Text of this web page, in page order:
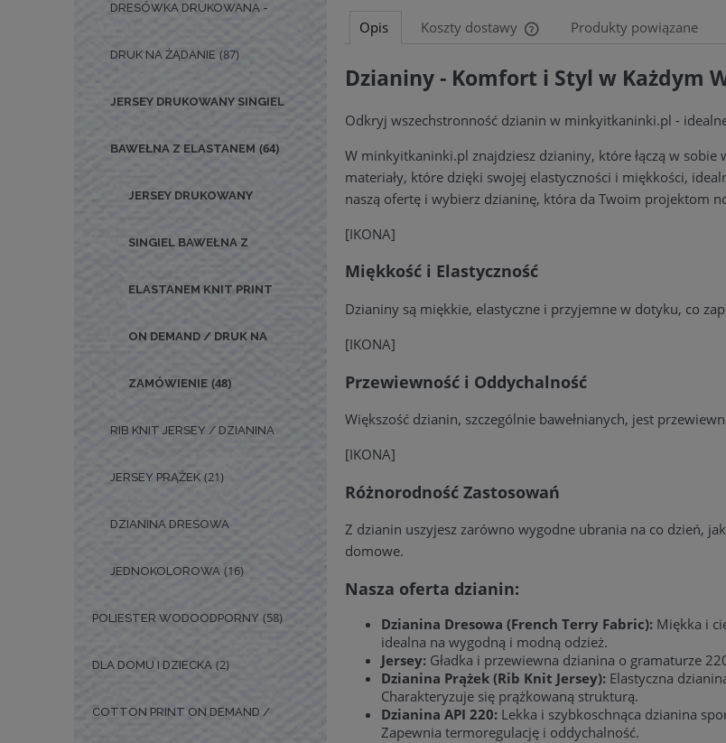
DRESÓWKA DRUKOWANA -
DRUK NA ŻĄDANIE (87)
JERSEY DRUKOWANY SINGIEL
BAWEŁNA Z ELASTANEM (64)
JERSEY DRUKOWANY
SINGIEL BAWEŁNA Z
ELASTANEM KNIT PRINT
ON DEMAND / DRUK NA
ZAMÓWIENIE (48)
RIB KNIT JERSEY / DZIANINA
JERSEY PRĄŻEK (21)
DZIANINA DRESOWA
JEDNOKOLOROWA (16)
POLIESTER WODOODPORNY (58)
DLA DOMU I DZIECKA (2)
COTTON PRINT ON DEMAND /
Opis Koszty dostawy
Cena nie zawiera ewentualnych
płatności
Produkty powiązane
Dzianiny - Komfort i Styl w Każdym
Odkryj wszechstronność dzianin w minkyitkaninki.pl -
W minkyitkaninki.pl znajdziesz dzianiny, które łączą w
materiały, które dzięki swojej elastyczności i miękkości,
naszą ofertę i wybierz dzianinę, która da Twoim projektom
[IKONA]
Miękkość i Elastyczność
Dzianiny są miękkie, elastyczne i przyjemne w dotyku, co
[IKONA]
Przewiewność i Oddychalność
Większość dzianin, szczególnie bawełnianych, jest
[IKONA]
Różnorodność Zastosowań
Z dzianin uszyjesz zarówno wygodne ubrania na co dzień,
domowe.
Nasza oferta dzianin:
Dzianina Dresowa (French Terry Fabric): Miękka i
idealna na wygodną i modną odzież.
Jersey: Gładka i przewiewna dzianina o gramaturze
Dzianina Prążek (Rib Knit Jersey): Elastyczna
Charakteryzuje się prążkowaną strukturą.
Dzianina API 220: Lekka i szybkoschnąca dzianina
Zapewnia termoregulację i oddychalność.